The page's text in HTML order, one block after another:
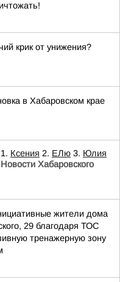
крик от унижения?
в Хабаровском крае
Ксения 2. ЕЛю 3. Юлия
Хабаровского
жители дома
29 благодаря ТОС
тренажерную зону